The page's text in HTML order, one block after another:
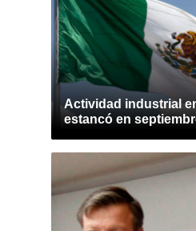
Actividad industrial
estancó en